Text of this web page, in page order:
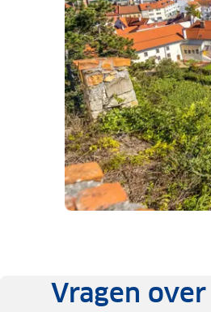
Vragen